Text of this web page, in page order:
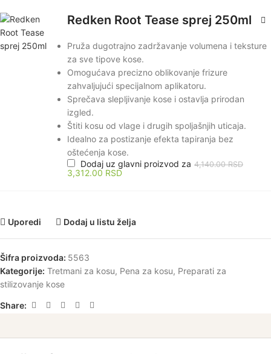
Redken Root Tease sprej 250ml
Pruža dugotrajno zadržavanje volumena i teksture
za sve tipove kose.
Omogućava precizno oblikovanje frizure
zahvaljujući specijalnom aplikatoru.
Sprečava slepljivanje kose i ostavlja prirodan
izgled.
Štiti kosu od vlage i drugih spoljašnjih uticaja.
Idealno za postizanje efekta tapiranja bez
oštećenja kose.
Dodaj uz glavni proizvod za 4,140.00RSD
3,312.00 RSD
Uporedi Dodaj u listu želja
Šifra proizvoda: 5563
Kategorije: Tretmani za kosu, Pena za kosu, Preparati za
stilizovanje kose
Share: